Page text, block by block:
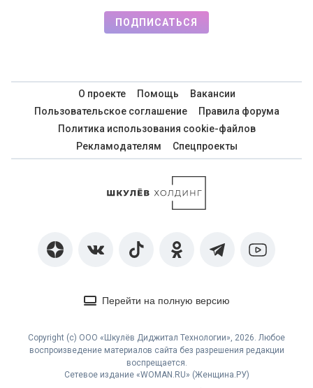
ПОДПИСАТЬСЯ
О проекте Помощь
Вакансии
Пользовательское соглашение
Правила форума
Политика использования cookie-файлов
Рекламодателям
Спецпроекты
Перейти на полную версию
Copyright (с) ООО «Шкулёв Диджитал Технологии», 2026. Любое
воспроизведение материалов сайта без разрешения редакции
воспрещается.
Сетевое издание «WOMAN.RU» (Женщина.РУ)